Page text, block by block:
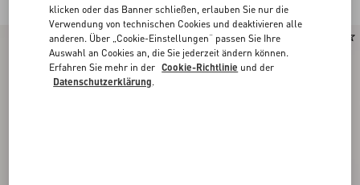
Neu
klicken oder das Banner schließen, erlauben Sie nur die
Verwendung von technischen Cookies und deaktivieren alle
anderen. Über „Cookie-Einstellungen“ passen Sie Ihre
Auswahl an Cookies an, die Sie jederzeit ändern können.
Erfahren Sie mehr in der Cookie-Richtlinie und der
Datenschutzerklärung.